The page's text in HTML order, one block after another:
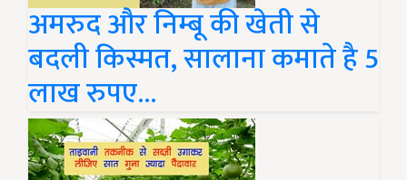
अमरुद और निम्बू की खेती से
बदली किस्मत, सालाना कमाते है 5
लाख रुपए...